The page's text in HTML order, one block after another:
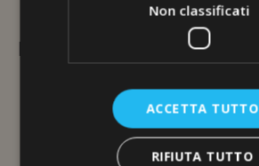
L'ERBORISTERIA
Via Brunelleschi, 117
48100 Ravenna
Non classificati
ACCETTA TUTTO
RIFIUTA TUTTO